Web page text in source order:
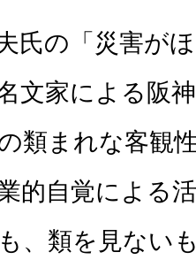
氏の「災害が
文家による阪
類まれな客観
的自覚による
、類を見ない